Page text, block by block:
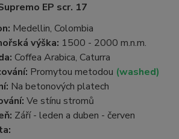
EP scr. 17
Medellin, Colombia
výška: 1500 - 2000 m.n.m.
Coffea Arabica, Caturra
Promytou metodou (washed)
Na betonových platech
Ve stínu stromů
Září - leden a duben - červen